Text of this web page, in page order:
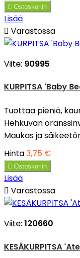
 Ostoskoriin
Lisää
 Varastossa
Viite: 90995
KURPITSA 'Baby
Tuottaa pieniä,
Hehkuvan
Maukas ja
Hinta3,75 €
 Ostoskoriin
Lisää
 Varastossa
Viite: 120660
KESÄKURPITSA